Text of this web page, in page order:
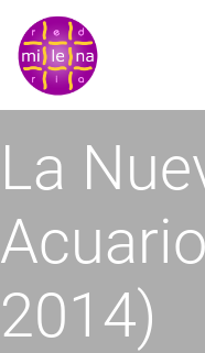
Pasar
contenido
principal
La
2014)